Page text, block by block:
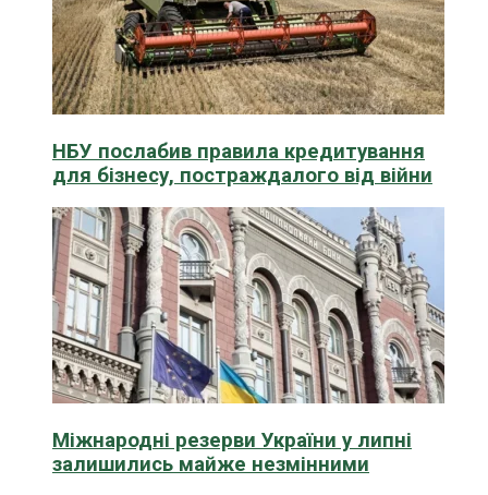
НБУ послабив правила кредитування
для бізнесу, постраждалого від війни
Міжнародні резерви України у липні
залишились майже незмінними